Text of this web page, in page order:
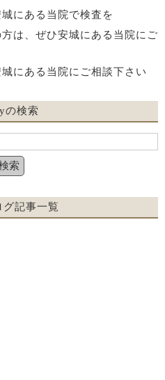
にある当院で検査を
は、ぜひ安城にある当院にご
にある当院にご相談下さい
の検索
グ記事一覧